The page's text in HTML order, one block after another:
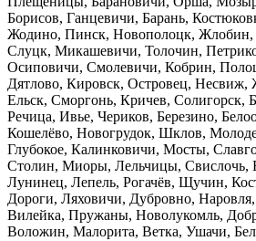
Борисов, Ганцевичи, Барань,
Жодино, Пинск, Новополоцк, Жлобин,
Слуцк, Микашевичи, Толочин,
Осиповичи, Смолевичи, Кобрин,
Дятлово, Кировск, Островец, Несвиж,
Ельск, Сморгонь, Кричев, Солигорск,
Речица, Ивье, Чериков, Березино,
Кошелёво, Новогрудок, Шклов,
Глубокое, Калинковичи, Мосты,
Столин, Миоры, Лельчицы, Свислочь,
Лунинец, Лепель, Рогачёв, Щучин,
Дороги, Ляховичи, Дубровно,
Вилейка, Пружаны, Новолукомль,
Воложин, Малорита, Ветка, Ушачи,